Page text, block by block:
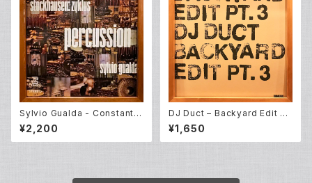
Sylvio Gualda - Constant /
Stockhausen – Percussion:
14 Stations / Zyklus (LP)
¥2,200
DJ Duct ‎– Backyard Edit Pt.
3 (12EP)
¥1,650